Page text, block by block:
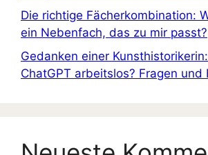
Die richtige Fächerkombination:
ein Nebenfach, das zu mir passt?
Gedanken einer
ChatGPT arbeitslos? Fragen und